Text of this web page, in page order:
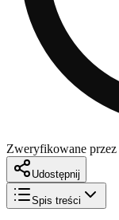
Zweryfikowane przez
Udostępnij
Spis treści